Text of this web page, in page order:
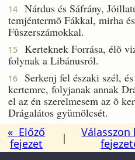
14
Nárdus és Sáfrány,
temjéntermõ Fákkal, mirha
Fûszerszámokkal.
15
Kerteknek Forrása, élõ
folynak a Libánusról.
16
Serkenj fel északi szél,
kertemre, folyjanak annak
el az én szerelmesem az õ
Drágalátos gyümölcsét.
« Előző
fejezet
|
Válasszon